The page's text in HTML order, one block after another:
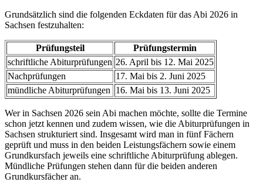
Grundsätzlich sind die folgenden Eckdaten für das Abi 2026 in
Sachsen festzuhalten:
Prüfungsteil
Prüfungstermin
schriftliche Abiturprüfungen 26. April bis 12. Mai 2025
Nachprüfungen
17. Mai bis 2. Juni 2025
mündliche Abiturprüfungen
16. Mai bis 13. Juni 2025
Wer in Sachsen 2026 sein Abi machen möchte, sollte die Termine
schon jetzt kennen und zudem wissen, wie die Abiturprüfungen in
Sachsen strukturiert sind. Insgesamt wird man in fünf Fächern
geprüft und muss in den beiden Leistungsfächern sowie einem
Grundkursfach jeweils eine schriftliche Abiturprüfung ablegen.
Mündliche Prüfungen stehen dann für die beiden anderen
Grundkursfächer an.